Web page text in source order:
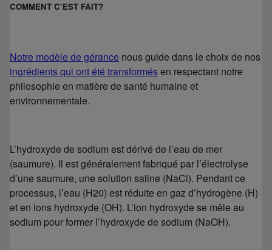
COMMENT C’EST FAIT?
Notre modèle de gérance nous guide dans le choix de nos
ingrédients qui ont été transformésen respectant notre
philosophie en matière de santé humaine et
environnementale.
L’hydroxyde de sodium est dérivé de l’eau de mer
(saumure). Il est généralement fabriqué par l’électrolyse
d’une saumure, une solution saline (NaCl). Pendant ce
processus, l’eau (H20) est réduite en gaz d’hydrogène (H)
et en ions hydroxyde (OH). L’ion hydroxyde se mêle au
sodium pour former l’hydroxyde de sodium (NaOH).